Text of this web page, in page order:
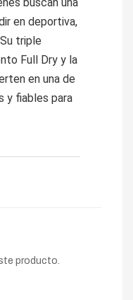
en deportiva,
triple
Full Dry y la
en una de
y fiables para
producto.